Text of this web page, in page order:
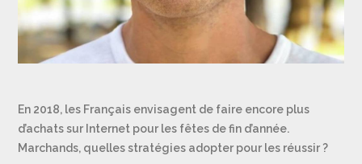
En 2018, les Français envisagent de faire encore plus
d’achats sur Internet pour les fêtes de fin d’année.
Marchands, quelles stratégies adopter pour les réussir ?